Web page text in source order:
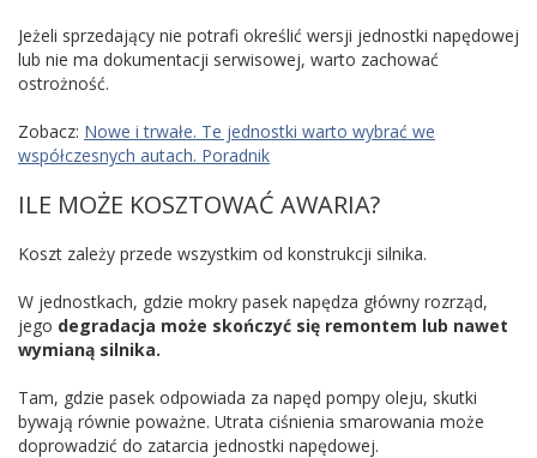
Jeżeli sprzedający nie potrafi określić wersji jednostki napędowej
lub nie ma dokumentacji serwisowej, warto zachować
ostrożność.
Zobacz: Nowe i trwałe. Te jednostki warto wybrać we
współczesnych autach. Poradnik
ILE MOŻE KOSZTOWAĆ AWARIA?
Koszt zależy przede wszystkim od konstrukcji silnika.
W jednostkach, gdzie mokry pasek napędza główny rozrząd,
jego degradacja może skończyć się remontem lub nawet
wymianą silnika.
Tam, gdzie pasek odpowiada za napęd pompy oleju, skutki
bywają równie poważne. Utrata ciśnienia smarowania może
doprowadzić do zatarcia jednostki napędowej.